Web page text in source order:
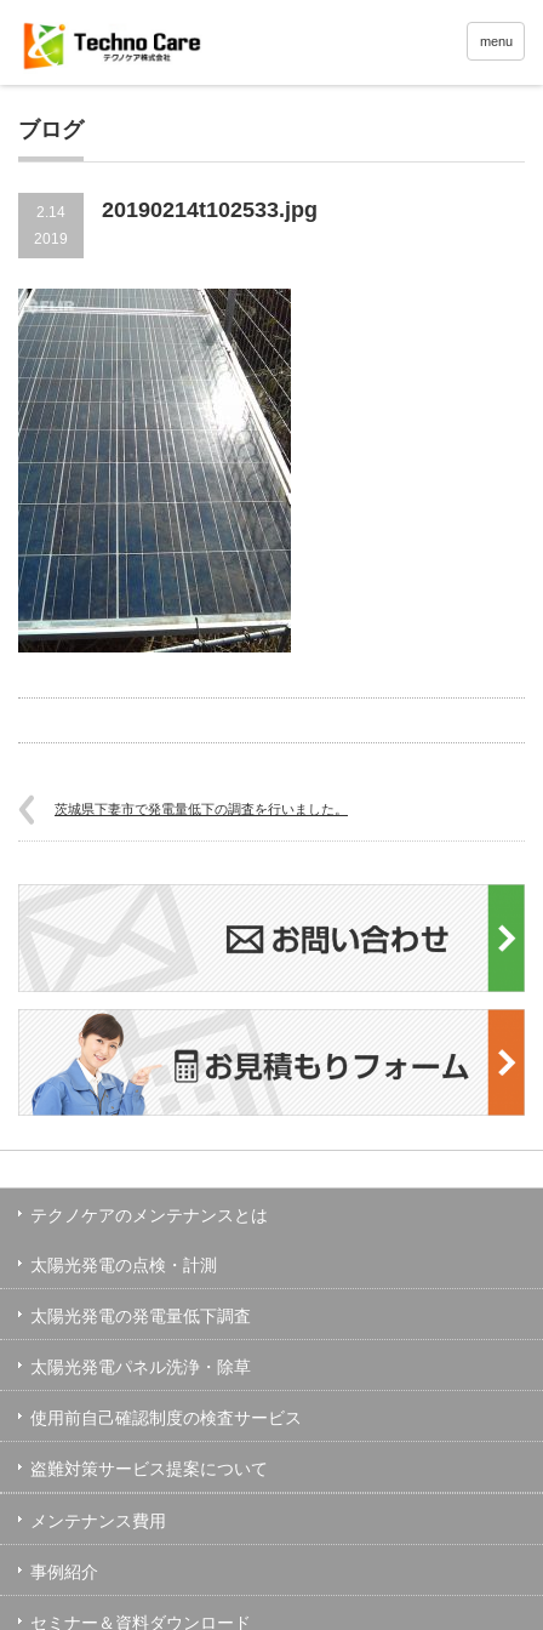
menu
ブログ
2.14
2019
20190214t102533.jpg
茨城県下妻市で発電量低下の調査を行いました。
テクノケアのメンテナンスとは
太陽光発電の点検・計測
太陽光発電の発電量低下調査
太陽光発電パネル洗浄・除草
使用前自己確認制度の検査サービス
盗難対策サービス提案について
メンテナンス費用
事例紹介
セミナー＆資料ダウンロード